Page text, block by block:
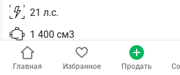
Главная Избранное Продать
21 л.с.
1 400 см3
1 700